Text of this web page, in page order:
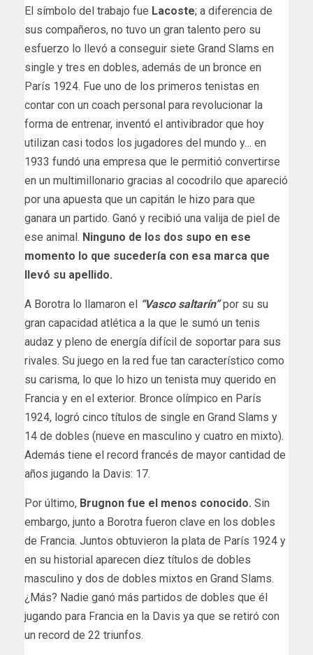
El símbolo del trabajo fue Lacoste; a diferencia de
sus compañeros, no tuvo un gran talento pero su
esfuerzo lo llevó a conseguir siete Grand Slams en
single y tres en dobles, además de un bronce en
París 1924. Fue uno de los primeros tenistas en
contar con un coach personal para revolucionar la
forma de entrenar, inventó el antivibrador que hoy
utilizan casi todos los jugadores del mundo y… en
1933 fundó una empresa que le permitió convertirse
en un multimillonario gracias al cocodrilo que apareció
por una apuesta que un capitán le hizo para que
ganara un partido. Ganó y recibió una valija de piel de
ese animal. Ninguno de los dos supo en ese
momento lo que sucedería con esa marca que
llevó su apellido.
A Borotra lo llamaron el “Vasco saltarín”por su su
gran capacidad atlética a la que le sumó un tenis
audaz y pleno de energía difícil de soportar para sus
rivales. Su juego en la red fue tan característico como
su carisma, lo que lo hizo un tenista muy querido en
Francia y en el exterior. Bronce olímpico en París
1924, logró cinco títulos de single en Grand Slams y
14 de dobles (nueve en masculino y cuatro en mixto).
Además tiene el record francés de mayor cantidad de
años jugando la Davis: 17.
Por último, Brugnon fue el menos conocido. Sin
embargo, junto a Borotra fueron clave en los dobles
de Francia. Juntos obtuvieron la plata de París 1924 y
en su historial aparecen diez títulos de dobles
masculino y dos de dobles mixtos en Grand Slams.
¿Más? Nadie ganó más partidos de dobles que él
jugando para Francia en la Davis ya que se retiró con
un record de 22 triunfos.